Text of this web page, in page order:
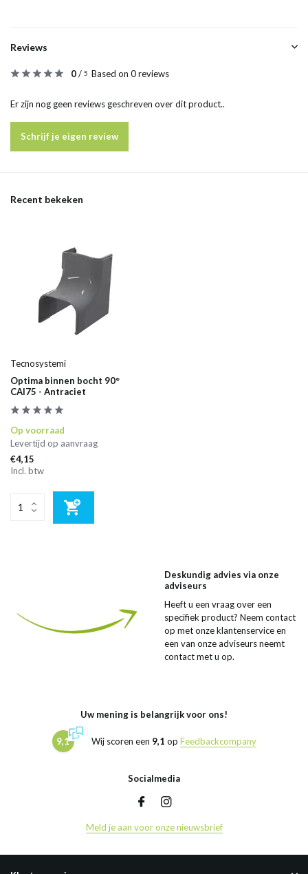
Reviews
0/ 5 Based on 0 reviews
Er zijn nog geen reviews geschreven over dit product..
Schrijf je eigen review
Recent bekeken
Tecnosystemi
Optima binnen bocht 90°
CAI75 - Antraciet
Op voorraad
Levertijd op aanvraag
€4,15
Incl. btw
Deskundig advies via onze
adviseurs
Heeft u een vraag over een
specifiek product? Neem contact
op met onze klantenservice en
een van onze adviseurs neemt
contact met u op.
Uw mening is belangrijk voor ons!
9,1 Wij scoren een 9,1 op Feedbackcompany
Socialmedia
Meld je aan voor onze nieuwsbrief